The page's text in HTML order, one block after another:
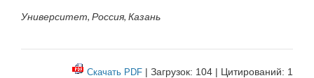
Университет, Россия, Казань
Скачать PDF | Загрузок: 104 | Цитирований: 1